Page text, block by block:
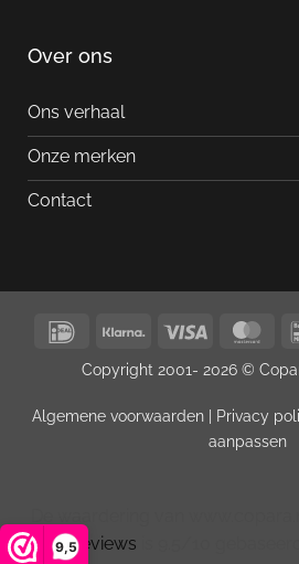
9,5
Over ons
Ons verhaal
Onze merken
Contact
IDeal Klarna Visa
Copyright 2001- 2026 ©
Algemene voorwaarden | Privacy
aanpassen
Reviews